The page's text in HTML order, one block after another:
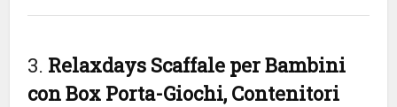
3. Relaxdays Scaffale per Bambini
con Box Porta-Giochi, Contenitori